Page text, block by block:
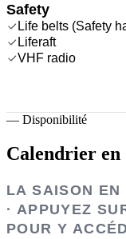
Safety
Life belts (Safety
Liferaft
VHF radio
— Disponibilité
Calendrier en
LA SAISON
· APPUYEZ
POUR Y